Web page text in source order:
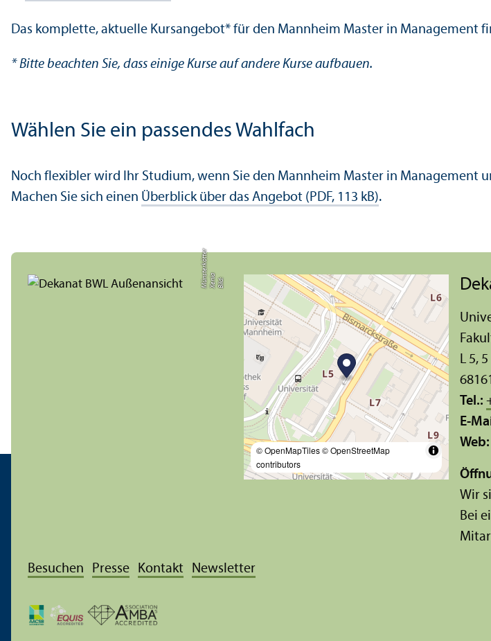
Das komplette, aktuelle Kursangebot* für den Mannheim Master in Management
* Bitte beachten Sie, dass einige Kurse auf andere Kurse aufbauen.
Wählen Sie ein passendes Wahlfach
Noch flexibler wird Ihr Studium, wenn Sie den Mannheim Master in Management
Machen Sie sich einen Über­blick über das Angebot (PDF, 113 kB).
Bil
d:
X
e
ni
aM
ü
n
st
e
r
k
ö
t
t
e
r
© OpenMapTiles© OpenStreetMap
contributors
L 5, 5
Tel.:
E-
Web:
Wir
Bei
Besuchen Presse Kontakt Newsletter